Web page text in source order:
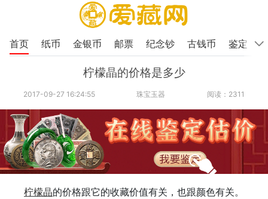
首页 纸币 金银币 邮票 纪念钞 古钱币 鉴定
柠檬晶的价格是多少
2017-09-27 16:24:55 珠宝玉器 阅读：2311
柠檬晶的价格跟它的收藏价值有关，也跟颜色有关。